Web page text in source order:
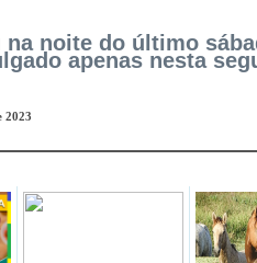
na noite do último
apenas nesta
2023